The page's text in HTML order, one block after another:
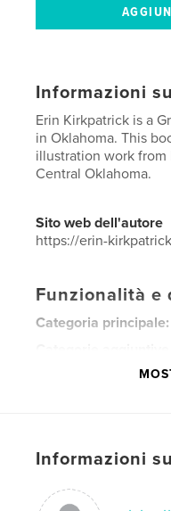
Informazioni
Erin Kirkpatrick is a
in Oklahoma. This
illustration work
Central Oklahoma.
Sito web dell'autore
https://erin-
Funzionalità e
Categoria principale:
Formato del
LinguaEnglish
Parole chiave
Informazioni